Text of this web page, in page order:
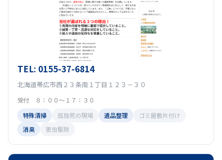
TEL: 0155-37-6814
北海道帯広市西２３条南１丁目１２３－３０
受付 ８：００～１７：３０
特殊清掃
孤独死の現場 遺品整理
ゴミ屋敷片付け
消臭
害虫駆除